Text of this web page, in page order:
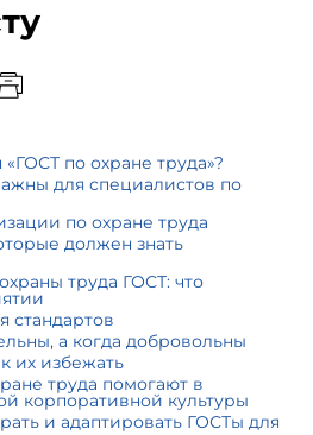
по охране труда»?
для специалистов по
по охране труда
должен знать
труда ГОСТ: что
стандартов
а когда добровольны
их избежать
труда помогают в
корпоративной культуры
и адаптировать ГОСТы для